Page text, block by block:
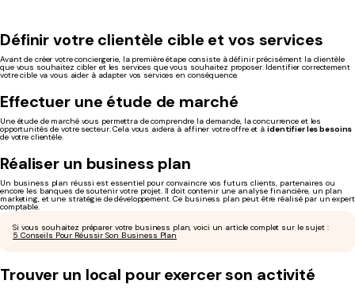
Définir votre clientèle cible et vos services
Avant de créer votre conciergerie, la première étape consiste à définir précisément la clientèle
que vous souhaitez cibler et les services que vous souhaitez proposer. Identifier correctement
votre cible va vous aider à adapter vos services en conséquence.
Effectuer une étude de marché
Une étude de marché vous permettra de comprendre la demande, la concurrence et les
opportunités de votre secteur. Cela vous aidera à affiner votre offre et àidentifier les besoins
de votre clientèle.
Réaliser un business plan
Un business plan réussi est essentiel pour convaincre vos futurs clients, partenaires ou
encore les banques de soutenir votre projet. Il doit contenir une analyse financière, un plan
marketing, et une stratégie de développement. Ce business plan peut être réalisé par un expert
comptable.
Si vous souhaitez préparer votre business plan, voici un article complet sur le sujet :
5 Conseils Pour Réussir Son Business Plan
Trouver un local pour exercer son activité